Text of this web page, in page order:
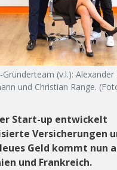
(v.l.):
und Christian Range.
Start-up entwickelt
Versicherungen
Geld kommt nun
und Frankreich.